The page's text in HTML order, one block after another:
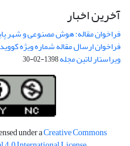
آخرین اخبار
فراخوان مقاله: هوش مصنوعی و شهر
فراخوان ارسال مقاله شماره ویژه کووید 19:
ویراستار لاتین مجله1398-02-30
under aCreative Commons